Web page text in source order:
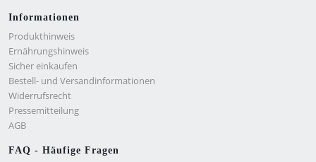
Informationen
Produkthinweis
Ernährungshinweis
Sicher einkaufen
Bestell- und Versandinformationen
Widerrufsrecht
Pressemitteilung
AGB
FAQ - Häufige Fragen